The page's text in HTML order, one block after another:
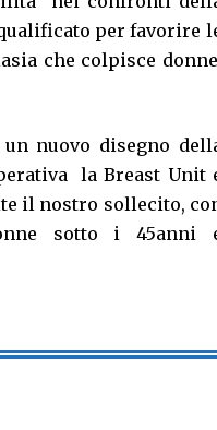
per favorire
che colpisce
nuovo disegno
la Breast Unit
il nostro sollecito,
sotto i 45anni